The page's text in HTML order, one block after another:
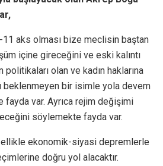
11 aks olması bize meclisin baştan
içine gireceğini ve eski kalıntı
olan ve kadın haklarına
beklenmeyen bir isimle yola devem
var. Ayrıca rejim değişimi
söylemekte fayda var.
ekonomik-siyasi depremlerle
doğru yol alacaktır.